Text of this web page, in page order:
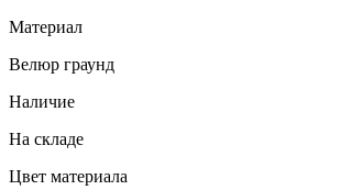
Материал
Велюр граунд
Наличие
На складе
Цвет материала